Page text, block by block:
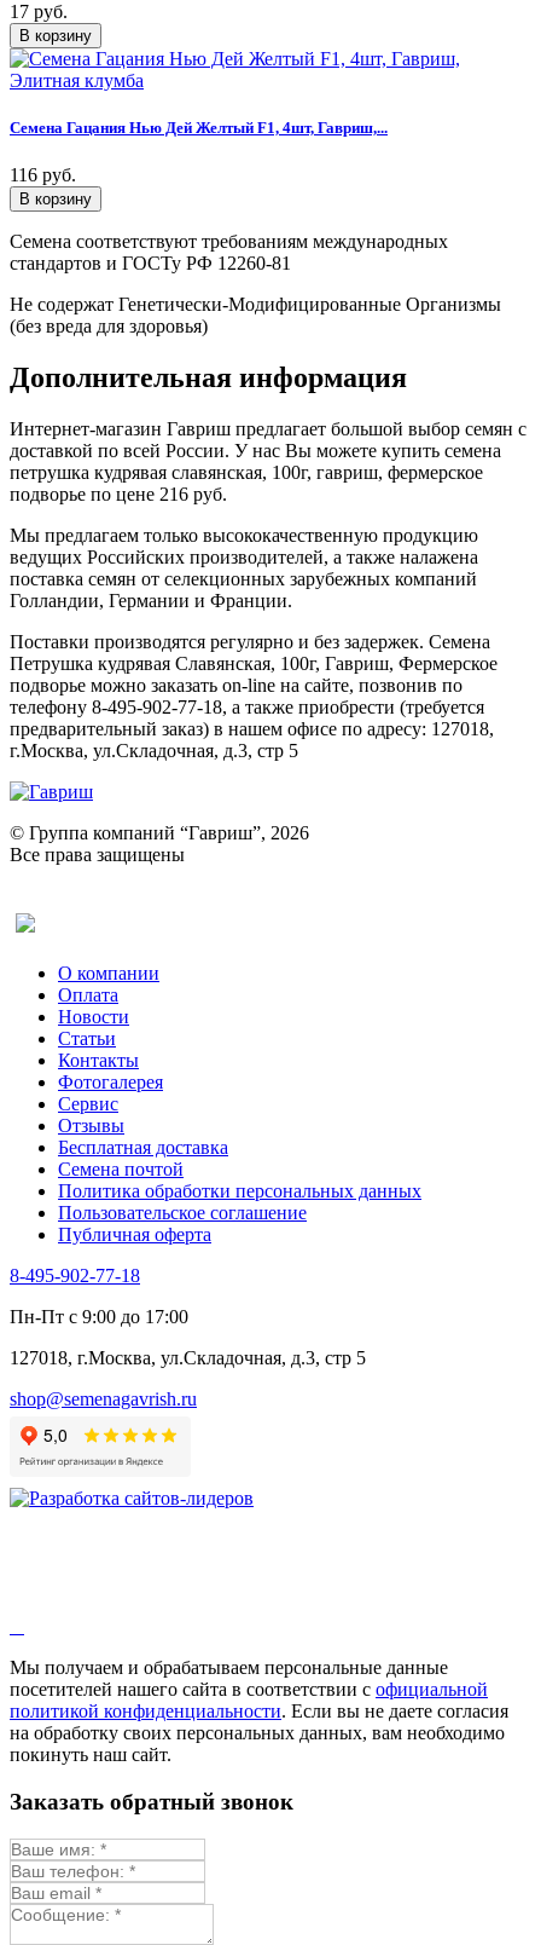
17 руб.
Семена Гацания Нью Дей Желтый F1, 4шт, Гавриш,...
116 руб.
Семена соответствуют требованиям международных
стандартов и ГОСТу РФ 12260-81
Не содержат Генетически-Модифицированные Организмы
(без вреда для здоровья)
Дополнительная информация
Интернет-магазин Гавриш предлагает большой выбор семян с
доставкой по всей России. У нас Вы можете купить семена
петрушка кудрявая славянская, 100г, гавриш, фермерское
подворье по цене 216 руб.
Мы предлагаем только высококачественную продукцию
ведущих Российских производителей, а также налажена
поставка семян от селекционных зарубежных компаний
Голландии, Германии и Франции.
Поставки производятся регулярно и без задержек. Семена
Петрушка кудрявая Славянская, 100г, Гавриш, Фермерское
подворье можно заказать on-line на сайте, позвонив по
телефону 8-495-902-77-18, а также приобрести (требуется
предварительный заказ) в нашем офисе по адресу: 127018,
г.Москва, ул.Складочная, д.3, стр 5
© Группа компаний “Гавриш”, 2026
Все права защищены
О компании
Оплата
Новости
Статьи
Контакты
Фотогалерея​
Сервис
Отзывы
Бесплатная доставка
Семена почтой
Политика обработки персональных данных
Пользовательское соглашение
Публичная оферта
8-495-902-77-18
Пн-Пт с 9:00 до 17:00
127018, г.Москва, ул.Складочная, д.3, стр 5
shop@semenagavrish.ru
Мы получаем и обрабатываем персональные данные
посетителей нашего сайта в соответствии с официальной
политикой конфиденциальности. Если вы не даете согласия
на обработку своих персональных данных, вам необходимо
покинуть наш сайт.
Заказать обратный звонок